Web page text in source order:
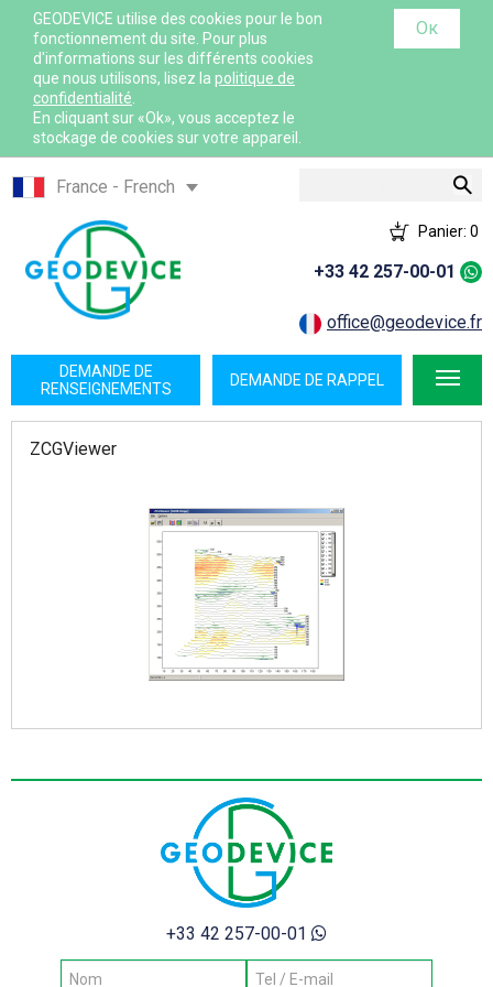
GEODEVICE utilise des cookies pour le bon
fonctionnement du site. Pour plus
d'informations sur les différents cookies
que nous utilisons, lisez la politique de
confidentialité
En cliquant sur «Ok», vous acceptez le
stockage de cookies sur votre appareil.
Ок
France - French
France - English
International - English
Canada - English
Canada - French
Mexico - Spanish
USA - English
Қазақстан - Қазақша
Казахстан - Русский
Panier: 0
office@geodevice.fr
+33 42 257-00-01
DEMANDE DE RAPPEL
DEMANDE DE
RENSEIGNEMENTS
ZCGViewer
+33 42 257-00-01